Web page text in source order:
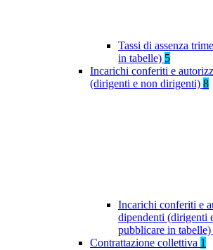
Tassi di assenza
in tabelle) 5
Incarichi conferiti e
(dirigenti e non dirigenti) 8
Incarichi conferiti e
dipendenti (dirigenti
pubblicare in tabelle)
Contrattazione collettiva 1